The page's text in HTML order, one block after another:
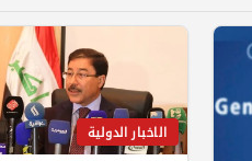
الاخبار الدولية